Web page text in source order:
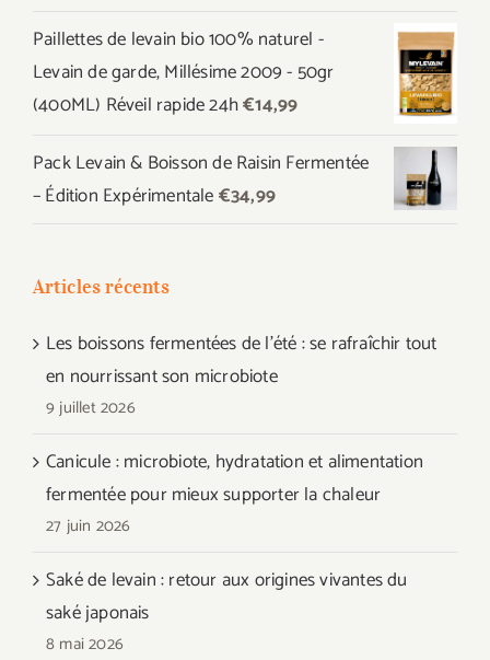
initial
était :
€44,97.
actuel
est :
€39,99.
Paillettes de levain bio 100% naturel -
Levain de garde, Millésime 2009 - 50gr
(400ML) Réveil rapide 24h€14,99
Pack Levain & Boisson de Raisin Fermentée
– Édition Expérimentale€34,99
Articles récents
Les boissons fermentées de l’été : se rafraîchir tout
en nourrissant son microbiote
9 juillet 2026
Canicule : microbiote, hydratation et alimentation
fermentée pour mieux supporter la chaleur
27 juin 2026
Saké de levain : retour aux origines vivantes du
saké japonais
8 mai 2026